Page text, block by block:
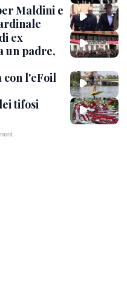
Maldini e
ex
un padre,
con l'eFoil
tifosi